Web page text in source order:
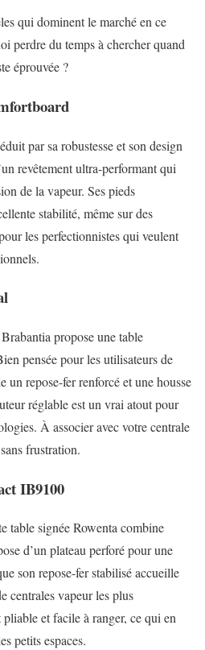
qui dominent le marché en ce
perdre du temps à chercher quand
éprouvée ?
par sa robustesse et son design
revêtement ultra-performant qui
de la vapeur. Ses pieds
stabilité, même sur des
les perfectionnistes qui veulent
propose une table
pensée pour les utilisateurs de
un repose-fer renforcé et une housse
réglable est un vrai atout pour
À associer avec votre centrale
frustration.
IB9100
table signée Rowenta combine
d’un plateau perforé pour une
son repose-fer stabilisé accueille
centrales vapeur les plus
et facile à ranger, ce qui en
petits espaces.